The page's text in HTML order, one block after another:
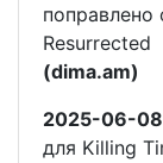
поправлено
Resurrected
(dima.am)
2025-06-08
для Killing